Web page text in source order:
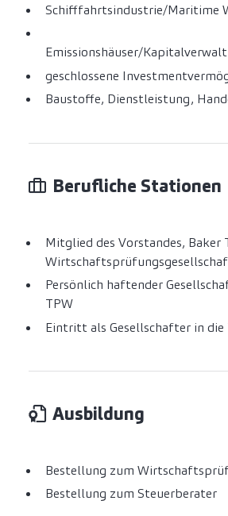
Schifffahrtsindustrie/Maritime
Emissionshäuser/
geschlossene
Baustoffe, Dienstleistung,
Berufliche Stationen
Mitglied des Vorstandes, Baker
Persönlich haftender
TPW
Eintritt als Gesellschafter in die
Ausbildung
Bestellung zum
Bestellung zum Steuerberater